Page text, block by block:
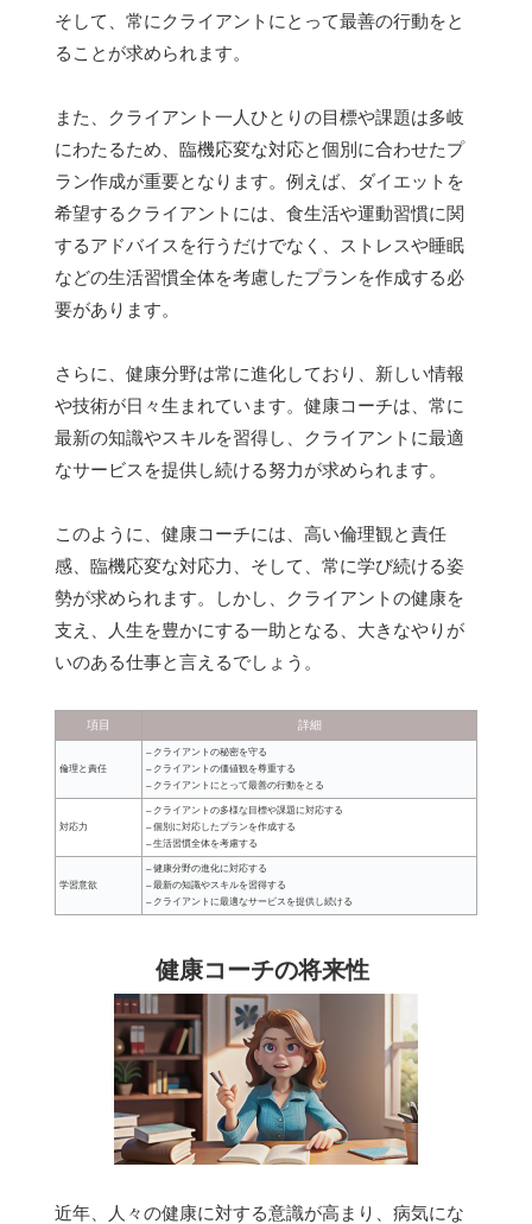
そして、常にクライアントにとって最善の行動をと
ることが求められます。
また、クライアント一人ひとりの目標や課題は多岐
にわたるため、臨機応変な対応と個別に合わせたプ
ラン作成が重要となります。例えば、ダイエットを
希望するクライアントには、食生活や運動習慣に関
するアドバイスを行うだけでなく、ストレスや睡眠
などの生活習慣全体を考慮したプランを作成する必
要があります。
さらに、健康分野は常に進化しており、新しい情報
や技術が日々生まれています。健康コーチは、常に
最新の知識やスキルを習得し、クライアントに最適
なサービスを提供し続ける努力が求められます。
このように、健康コーチには、高い倫理観と責任
感、臨機応変な対応力、そして、常に学び続ける姿
勢が求められます。しかし、クライアントの健康を
支え、人生を豊かにする一助となる、大きなやりが
いのある仕事と言えるでしょう。
項目 詳細
倫理と責任
– クライアントの秘密を守る
– クライアントの価値観を尊重する
– クライアントにとって最善の行動をとる
対応力
– クライアントの多様な目標や課題に対応する
– 個別に対応したプランを作成する
– 生活習慣全体を考慮する
学習意欲
– 健康分野の進化に対応する
– 最新の知識やスキルを習得する
– クライアントに最適なサービスを提供し続ける
健康コーチの将来性
近年、人々の健康に対する意識が高まり、病気にな